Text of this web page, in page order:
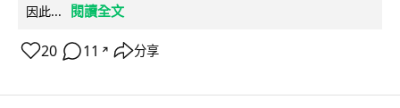
因此...
閱讀全文
20 11 ↗ 分享